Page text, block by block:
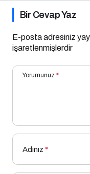
Bir Cevap Yaz
E-posta adresiniz
işaretlenmişlerdir
Yorumunuz *
Adınız *